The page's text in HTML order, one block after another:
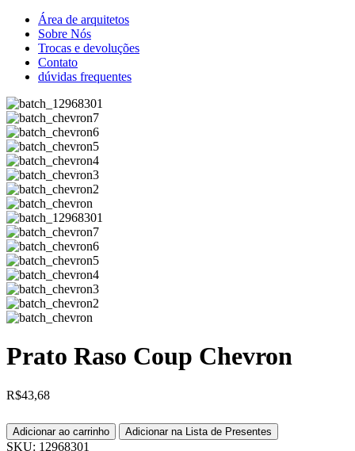
Área de arquitetos
Sobre Nós
Trocas e devoluções
Contato
dúvidas frequentes
Prato Raso Coup Chevron
R$43,68
Adicionar ao carrinho Adicionar na Lista de Presentes
SKU: 12968301